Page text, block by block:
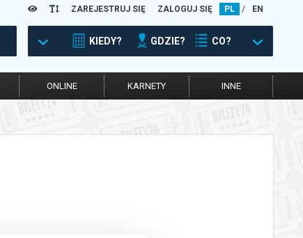
ZAREJESTRUJ SIĘ ZALOGUJ SIĘ PL / EN
KIEDY? GDZIE? CO?
ONLINE KARNETY INNE